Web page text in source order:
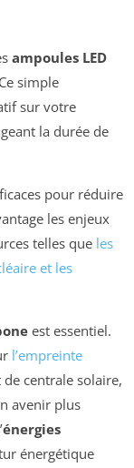
ampoules LED
simple
sur votre
la durée de
pour réduire
les enjeux
telles que les
et les
est essentiel.
l’empreinte
centrale solaire,
avenir plus
énergies
énergétique